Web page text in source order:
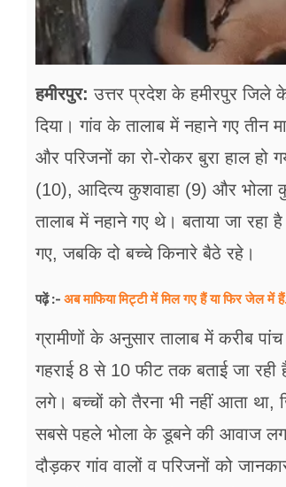
हमीरपुर: उत्तर प्रदेश के हमीरपुर जिले
दिया। गांव के तालाब में नहाने गए तीन
और परिजनों का रो-रोकर बुरा हाल हो
(10), आदित्य कुशवाहा (9) और भोला
तालाब में नहाने गए थे। बताया जा
गए, जबकि दो बच्चे किनारे बैठे रहे।
पढ़ें :- अब माफिया मिट्टी में मिल गए हैं या फिर जेल में
ग्रामीणों के अनुसार तालाब में करीब
गहराई 8 से 10 फीट तक बताई जा
लगे। बच्चों को तैरना भी नहीं आता
सबसे पहले भोला के डूबने की आवाज
दौड़कर गांव वालों व परिजनों को